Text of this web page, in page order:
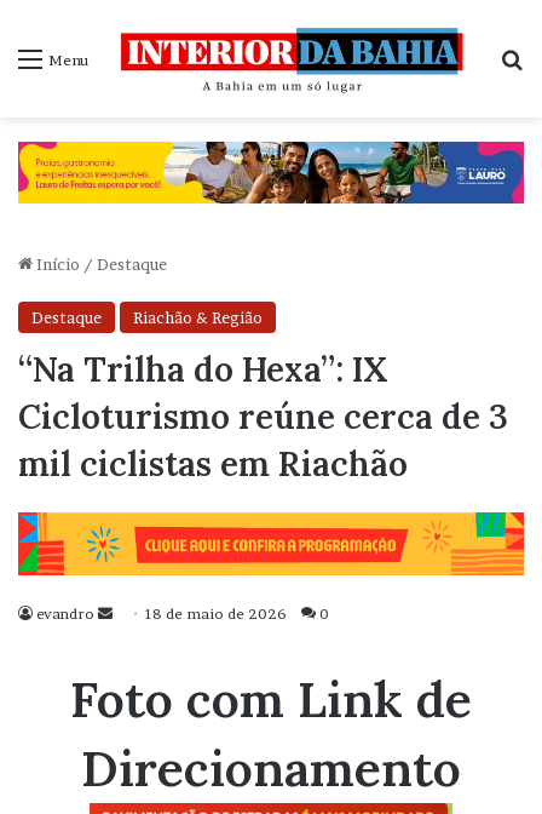
Menu
Início / Destaque
Destaque Riachão & Região
“Na Trilha do Hexa”: IX
Cicloturismo reúne cerca de 3
mil ciclistas em Riachão
evandro
Mande
mail
18 de maio de 2026 0
Foto com Link de
Direcionamento